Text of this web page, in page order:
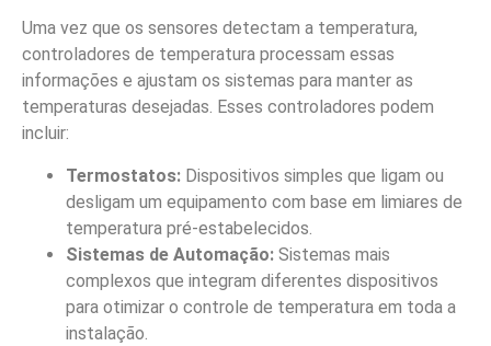
Uma vez que os sensores detectam a temperatura,
controladores de temperatura processam essas
informações e ajustam os sistemas para manter as
temperaturas desejadas. Esses controladores podem
incluir:
Termostatos: Dispositivos simples que ligam ou
desligam um equipamento com base em limiares de
temperatura pré-estabelecidos.
Sistemas de Automação: Sistemas mais
complexos que integram diferentes dispositivos
para otimizar o controle de temperatura em toda a
instalação.